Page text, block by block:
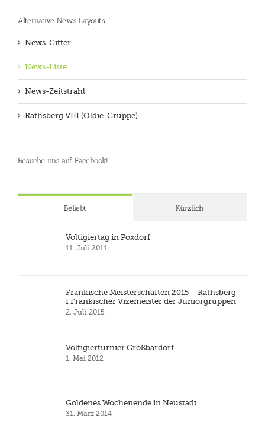
Alternative News Layouts
News-Gitter
News-Liste
News-Zeitstrahl
Rathsberg VIII (Oldie-Gruppe)
Besuche uns auf Facebook!
Beliebt Kürzlich
Voltigiertag in Poxdorf
11. Juli 2011
Fränkische Meisterschaften 2015 – Rathsberg
I Fränkischer Vizemeister der Juniorgruppen
2. Juli 2015
Voltigierturnier Großbardorf
1. Mai 2012
Goldenes Wochenende in Neustadt
31. März 2014